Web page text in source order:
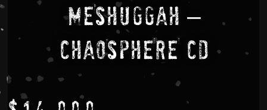
MESHUGGAH –
CHAOSPHERE CD